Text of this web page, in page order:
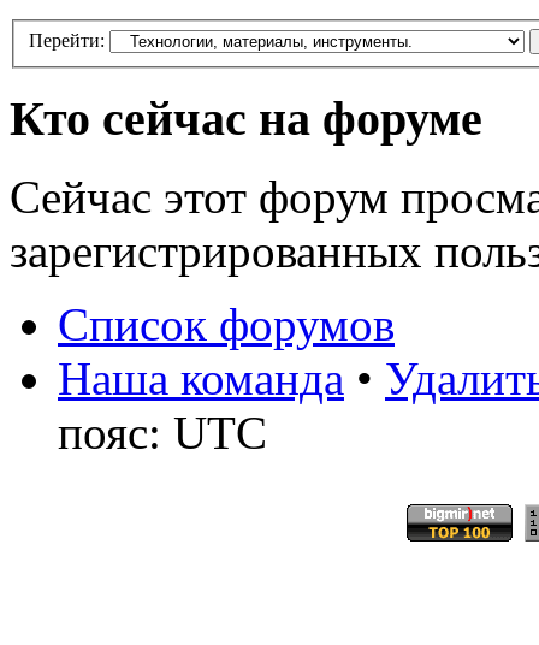
Перейти:
Кто сейчас на форуме
Сейчас этот форум
зарегистрированных
Список форумов
Наша команда •
пояс: UTC